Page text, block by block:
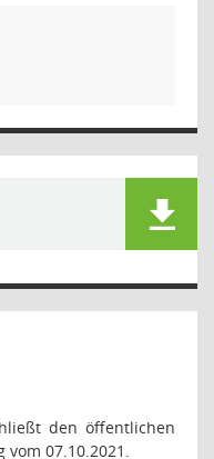
den öffentlichen
07.10.2021.